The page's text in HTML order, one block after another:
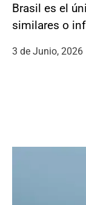
Brasil es el
similares o
3 de Junio, 2026